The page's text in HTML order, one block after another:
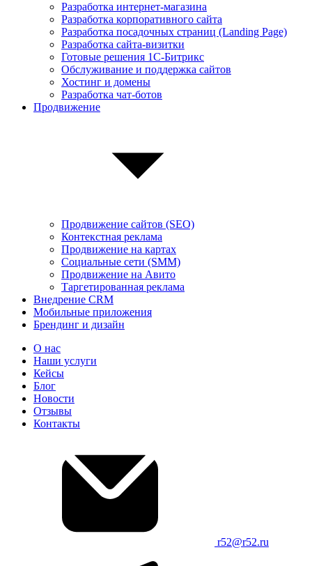
Разработка интернет-магазина
Разработка корпоративного сайта
Разработка посадочных страниц (Landing Page)
Разработка сайта-визитки
Готовые решения 1С-Битрикс
Обслуживание и поддержка сайтов
Хостинг и домены
Разработка чат-ботов
Продвижение
Продвижение сайтов (SEO)
Контекстная реклама
Продвижение на картах
Социальные сети (SMM)
Продвижение на Авито
Таргетированная реклама
Внедрение CRM
Мобильные приложения
Брендинг и дизайн
О нас
Наши услуги
Кейсы
Блог
Новости
Отзывы
Контакты
r52@r52.ru